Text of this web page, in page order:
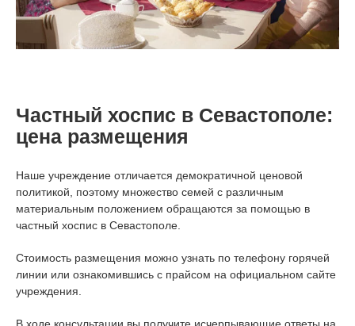
Частный хоспис в Севастополе:
цена размещения
Наше учреждение отличается демократичной ценовой
политикой, поэтому множество семей с различным
материальным положением обращаются за помощью в
частный хоспис в Севастополе.
Стоимость размещения можно узнать по телефону горячей
линии или ознакомившись с прайсом на официальном сайте
учреждения.